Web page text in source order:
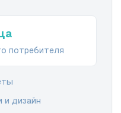
потребителя
и дизайн